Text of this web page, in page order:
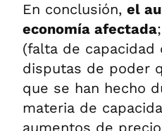
En conclusión, el
economía afectada
(falta de
disputas de poder
que se han hecho
materia de
aumentos de